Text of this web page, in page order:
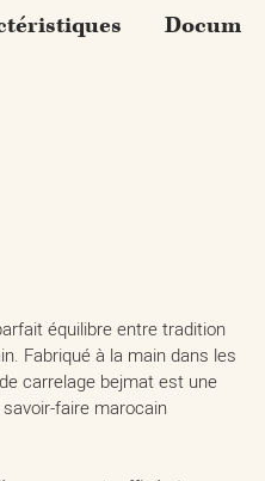
équilibre entre tradition
Fabriqué à la main dans les
carrelage bejmat est une
faire marocain